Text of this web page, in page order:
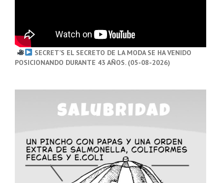
SECRET’S EL SECRETO DE LA MODA SE HA VENIDO
POSICIONANDO DURANTE 43 AÑOS. (05-08-2026)